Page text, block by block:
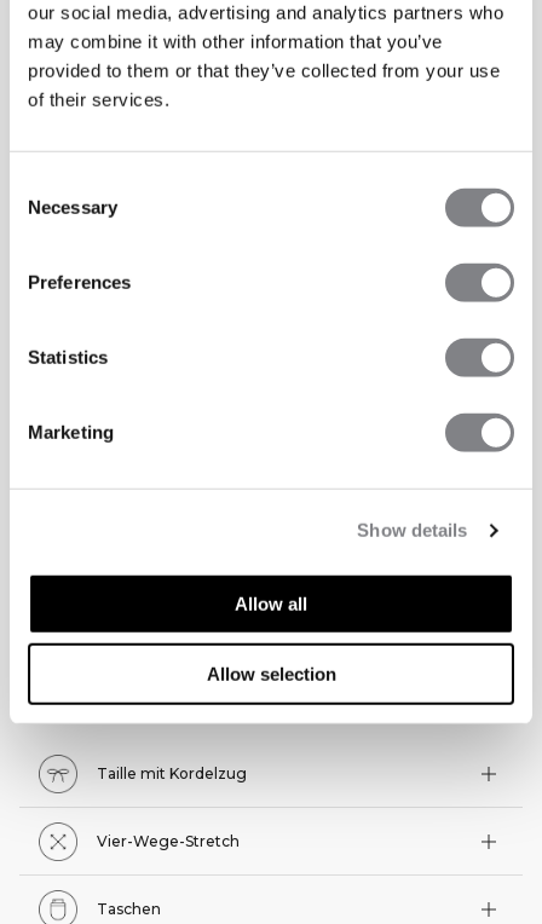
our social media, advertising and analytics partners who
may combine it with other information that you’ve
provided to them or that they’ve collected from your use
of their services.
Selection
Necessary
Preferences
Statistics
Marketing
Show details
Allow all
Allow selection
TECHNISCHE ASPEKTE
Technische Funktionen
Taille mit Kordelzug
Vier-Wege-Stretch
Taschen